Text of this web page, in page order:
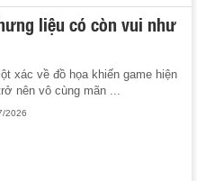
liệu có còn vui như
xác về đồ họa khiến game hiện
nên vô cùng mãn ...
2026